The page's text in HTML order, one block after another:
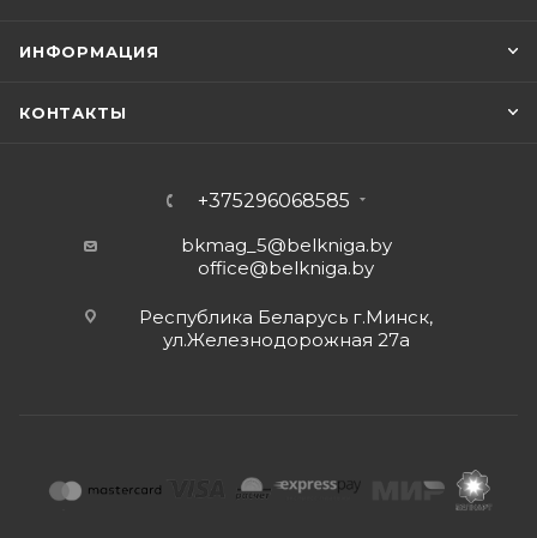
ИНФОРМАЦИЯ
КОНТАКТЫ
+375296068585
bkmag_5@belkniga.by
office@belkniga.by
Республика Беларусь г.Минск,
ул.Железнодорожная 27а